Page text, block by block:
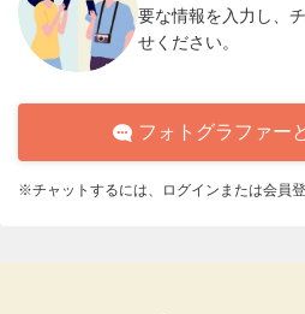
要な情報を入力し、
せください。
フォトグラファー
※チャットするには、ログインまたは会員